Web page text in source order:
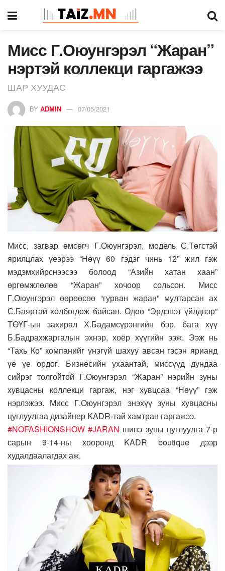
Мисс Г.Оюунгэрэл “Жаран”
нэртэй коллекци гаргажээ
ШАР ХУУДАС
BY ADMIN 07/05/2021
Мисс, загвар өмсөгч Г.Оюунгэрэл, модель С.Төгстэй
ярилцлах үеэрээ “Нөүү 60 гэдэг чинь 12” жил гэж
мэдэмхийрснээсээ болоод “Азийн хатан хаан”
өргөмжлөлөө “Жаран” хочоор сольсон. Мисс
Г.Оюунгэрэл өөрөөсөө “гурван жаран” мултарсан ах
С.Баяртай холбогдож байсан. Одоо “Эрдэнэт үйлдвэр”
ТӨҮГ-ын захирал Х.Бадамсүрэнгийн бэр, бага хүү
Б.Бадрахжаргалын эхнэр, хоёр хүүгийн ээж. Ээж нь
“Тахь Ко” компанийг үнэгүй шахуу авсан гэсэн ярианд
үе үе ордог. Бизнесийн ухаантай, миссүүд дундаа
сийрэг толгойтой Г.Оюунгэрэл “Жаран” нэрийн зуны
хувцасны коллекци гаргаж, нэг хувцсаа “Нөүү” гэж
нэрлэжээ. Мисс Г.Оюунгэрэл энэхүү зуны хувцасны
цуглуулгаа дизайнер KADR-тай хамтран гаргажээ.
#NOFASHIONSHOW #JARAN шинэ зуны цуглуулга 7-р
сарын 9-14-ны хооронд KADR boutique дээр
худалдаалагдах аж.